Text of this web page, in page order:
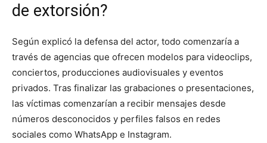
de extorsión?
Según explicó la defensa del actor, todo comenzaría a
través de agencias que ofrecen modelos para videoclips,
conciertos, producciones audiovisuales y eventos
privados. Tras finalizar las grabaciones o presentaciones,
las víctimas comenzarían a recibir mensajes desde
números desconocidos y perfiles falsos en redes
sociales como WhatsApp e Instagram.